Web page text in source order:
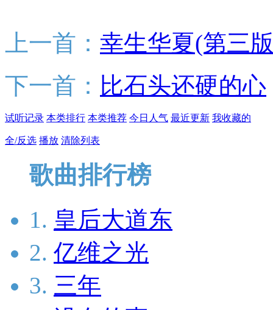
上一首： 幸生华夏(第三
下一首： 比石头还硬的心
试听记录 本类排行 本类推荐 今日人气 最近更新 我收藏的
全/反选 播放 清除列表
歌曲排行榜
1. 皇后大道东
2. 亿维之光
3. 三年